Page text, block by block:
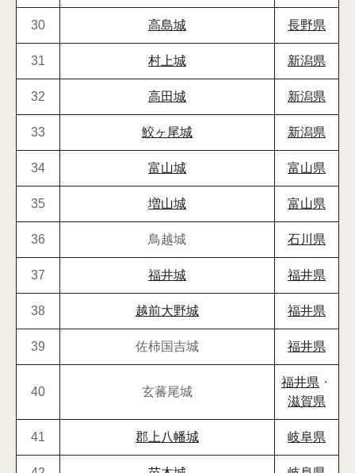
30 高島城 長野県
31 村上城 新潟県
32 高田城 新潟県
33 鮫ヶ尾城 新潟県
34 富山城 富山県
35 増山城 富山県
36 鳥越城 石川県
37 福井城 福井県
38 越前大野城 福井県
39 佐柿国吉城 福井県
40 玄蕃尾城
福井県 ・
滋賀県
41 郡上八幡城 岐阜県